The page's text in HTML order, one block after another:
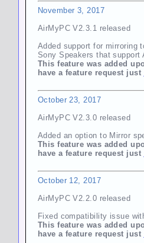
November 3, 2017
AirMyPC V2.3.1 released
Added support for mirroring
Sony Speakers that support
This feature was added
have a feature request just
October 23, 2017
AirMyPC V2.3.0 released
Added an option to Mirror
This feature was added
have a feature request just
October 12, 2017
AirMyPC V2.2.0 released
Fixed compatibility issue
This feature was added
have a feature request just